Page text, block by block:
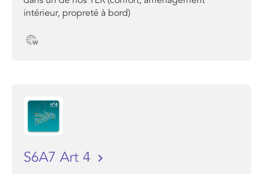
intérieur, propreté à bord)
S6A7 Art 4